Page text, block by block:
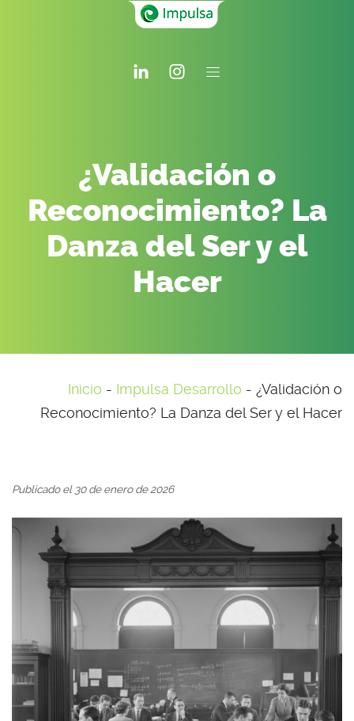
¿Validación o
Reconocimiento? La
Danza del Ser y el
Hacer
Inicio - Impulsa Desarrollo - ¿Validación o
Reconocimiento? La Danza del Ser y el Hacer
Publicado el 30 de enero de 2026